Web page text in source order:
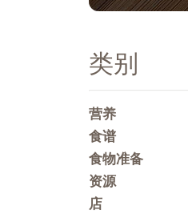
类别
营养
食谱
食物准备
资源
店